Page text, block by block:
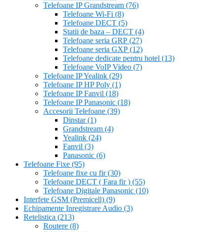
Telefoane IP Grandstream (76)
Telefoane Wi-Fi (8)
Telefoane DECT (5)
Statii de baza – DECT (4)
Telefoane seria GRP (27)
Telefoane seria GXP (12)
Telefoane dedicate pentru hotel (13)
Telefoane VoIP Video (7)
Telefoane IP Yealink (29)
Telefoane IP HP Poly (1)
Telefoane IP Fanvil (18)
Telefoane IP Panasonic (18)
Accesorii Telefoane (39)
Dinstar(1)
Grandstream (4)
Yealink (24)
Fanvil (3)
Panasonic (6)
Telefoane Fixe (95)
Telefoane fixe cu fir(30)
Telefoane DECT ( Fara fir ) (55)
Telefoane Digitale Panasonic (10)
Interfete GSM (Premicell) (9)
Echipamente Inregistrare Audio (3)
Retelistica (213)
Routere (8)